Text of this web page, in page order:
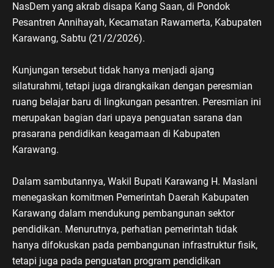
NasDem yang akrab disapa Kang Saan, di Pondok
Pesantren Annihayah, Kecamatan Rawamerta, Kabupaten
Karawang, Sabtu (21/2/2026).
Kunjungan tersebut tidak hanya menjadi ajang
silaturahmi, tetapi juga dirangkaikan dengan peresmian
ruang belajar baru di lingkungan pesantren. Peresmian ini
merupakan bagian dari upaya penguatan sarana dan
prasarana pendidikan keagamaan di Kabupaten
Karawang.
Dalam sambutannya, Wakil Bupati Karawang H. Maslani
menegaskan komitmen Pemerintah Daerah Kabupaten
Karawang dalam mendukung pembangunan sektor
pendidikan. Menurutnya, perhatian pemerintah tidak
hanya difokuskan pada pembangunan infrastruktur fisik,
tetapi juga pada penguatan program pendidikan